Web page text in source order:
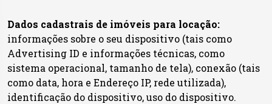
Dados cadastrais de imóveis para locação:
informações sobre o seu dispositivo (tais como
Advertising ID e informações técnicas, como
sistema operacional, tamanho de tela), conexão (tais
como data, hora e Endereço IP, rede utilizada),
identificação do dispositivo, uso do dispositivo.